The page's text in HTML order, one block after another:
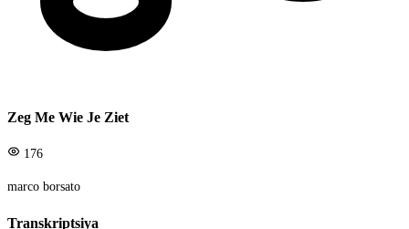
Zeg Me Wie Je Ziet
176
marco borsato
Transkriptsiya